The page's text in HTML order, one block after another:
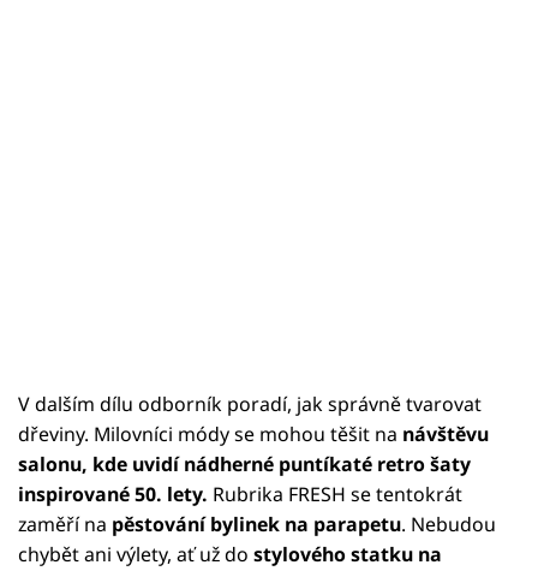
V dalším dílu odborník poradí, jak správně tvarovat
dřeviny. Milovníci módy se mohou těšit na návštěvu
salonu, kde uvidí nádherné puntíkaté retro šaty
inspirované 50. lety. Rubrika FRESH se tentokrát
zaměří na pěstování bylinek na parapetu. Nebudou
chybět ani výlety, ať už do stylového statku na